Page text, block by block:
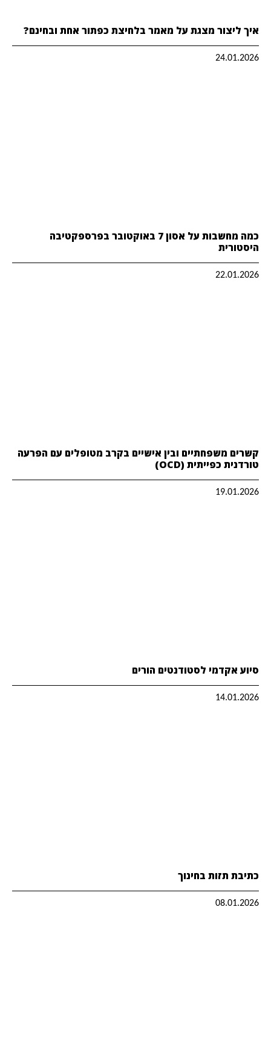
איך ליצור מצגת על מאמר בלחיצת כפתור אחת ובחינם?
24.01.2026
כמה מחשבות על אסון 7 באוקטובר בפרספקטיבה
היסטורית
22.01.2026
קשרים משפחתיים ובין אישיים בקרב מטופלים עם הפרעה
טורדנית כפייתית (OCD)
19.01.2026
סיוע אקדמי לסטודנטים הורים
14.01.2026
כתיבת תזות בחינוך
08.01.2026